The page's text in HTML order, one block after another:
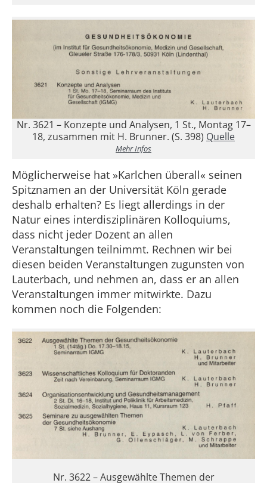
Nr. 3621 – Konzepte und Analysen, 1 St., Montag 17–
18, zusammen mit H. Brunner. (S. 398) Quelle
Mehr Infos
Möglicherweise hat »Karlchen überall« seinen
Spitznamen an der Universität Köln gerade
deshalb erhalten? Es liegt allerdings in der
Natur eines interdisziplinären Kolloquiums,
dass nicht jeder Dozent an allen
Veranstaltungen teilnimmt. Rechnen wir bei
diesen beiden Veranstaltungen zugunsten von
Lauterbach, und nehmen an, dass er an allen
Veranstaltungen immer mitwirkte. Dazu
kommen noch die Folgenden:
Nr. 3622 – Ausgewählte Themen der